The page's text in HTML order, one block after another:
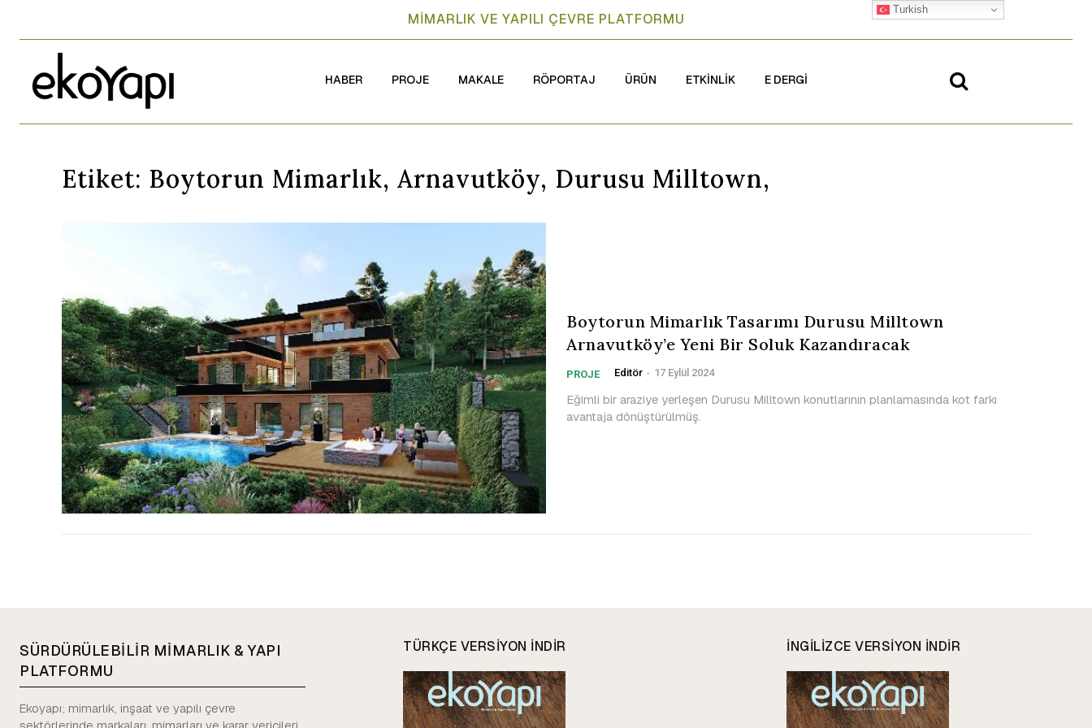
MİMARLIK VE YAPILI ÇEVRE PLATFORMU
HABER PROJE MAKALE RÖPORTAJ ÜRÜN ETKİNLİK E DERGİ
Etiket: Boytorun Mimarlık, Arnavutköy, Durusu Milltown,
Boytorun Mimarlık Tasarımı Durusu Milltown
Arnavutköy’e Yeni Bir Soluk Kazandıracak
PROJE Editör - 17 Eylül 2024
Eğimli bir araziye yerleşen Durusu Milltown konutlarının planlamasında kot farkı
avantaja dönüştürülmüş.
SÜRDÜRÜLEBİLİR MİMARLIK & YAPI
PLATFORMU
Ekoyapı; mimarlık, inşaat ve yapılı çevre
sektörlerinde markaları, mimarları ve karar vericileri
TÜRKÇE VERSIYON INDIR INGILIZCE VERSIYON INDIR
Turkish